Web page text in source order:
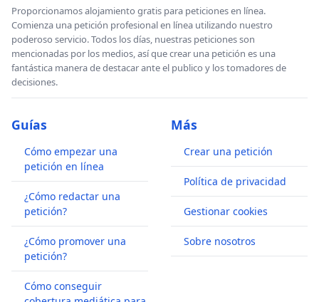
Proporcionamos alojamiento gratis para peticiones en línea.
Comienza una petición profesional en línea utilizando nuestro
poderoso servicio. Todos los días, nuestras peticiones son
mencionadas por los medios, así que crear una petición es una
fantástica manera de destacar ante el publico y los tomadores de
decisiones.
Guías
Cómo empezar una
petición en línea
¿Cómo redactar una
petición?
¿Cómo promover una
petición?
Cómo conseguir
Más
Crear una petición
Política de privacidad
Gestionar cookies
Sobre nosotros